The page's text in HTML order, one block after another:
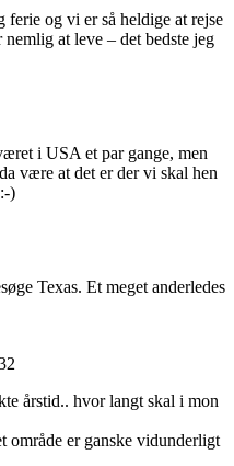
og vi er så heldige at rejse
at leve – det bedste jeg
i USA et par gange, men
være at det er der vi skal hen
)
Texas. Et meget anderledes
årstid.. hvor langt skal i mon
område er ganske vidunderligt